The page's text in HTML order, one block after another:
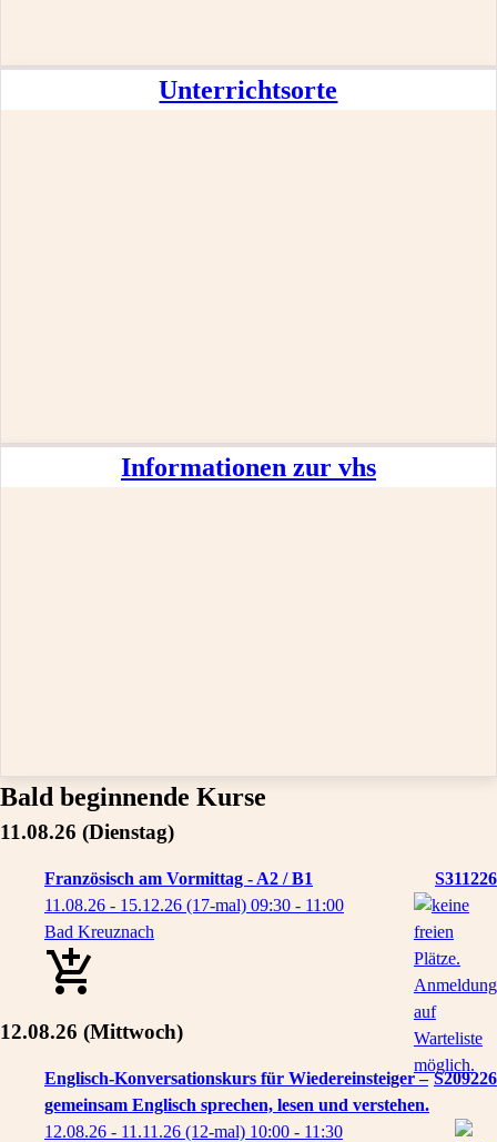
Unterrichtsorte
Informationen zur vhs
Bald beginnende Kurse
11.08.26 (Dienstag)
Französisch am Vormittag - A2 / B1
S311226
11.08.26 - 15.12.26 (17-mal) 09:30 - 11:00
Bad Kreuznach
12.08.26 (Mittwoch)
Englisch-Konversationskurs für Wiedereinsteiger –
gemeinsam Englisch sprechen, lesen und verstehen.
S209226
12.08.26 - 11.11.26 (12-mal) 10:00 - 11:30